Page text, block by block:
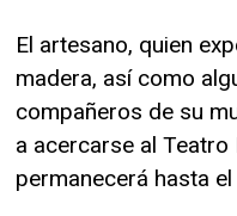
El artesano, quien
madera, así como
compañeros de su
a acercarse al Teatro
permanecerá hasta